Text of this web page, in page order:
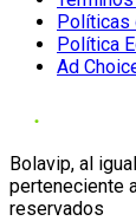
Políticas
Política
Ad
Bolavip, al
perteneciente
reservados